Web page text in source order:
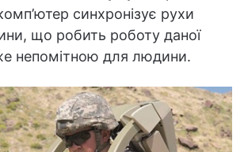
синхронізує рухи
що робить роботу даної
непомітною для людини.